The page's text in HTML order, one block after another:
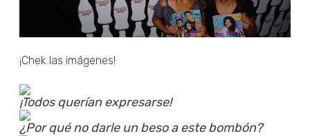
¡Chek las imágenes!
¡Todos querían expresarse!
¿Por qué no darle un beso a este bombón?